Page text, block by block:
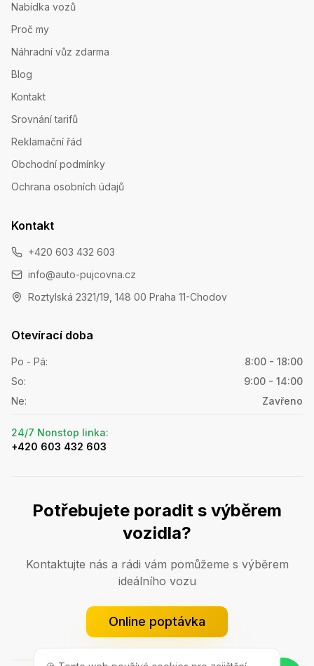
Nabídka vozů
Proč my
Náhradní vůz zdarma
Blog
Kontakt
Srovnání tarifů
Reklamační řád
Obchodní podmínky
Ochrana osobních údajů
Kontakt
+420 603 432 603
info@auto-pujcovna.cz
Roztylská 2321/19, 148 00 Praha 11-Chodov
Otevírací doba
Po - Pá:
8:00 - 18:00
So:
9:00 - 14:00
Ne: Zavřeno
24/7 Nonstop linka:
+420 603 432 603
Potřebujete poradit s výběrem
vozidla?
Kontaktujte nás a rádi vám pomůžeme s výběrem
ideálního vozu
Online poptávka